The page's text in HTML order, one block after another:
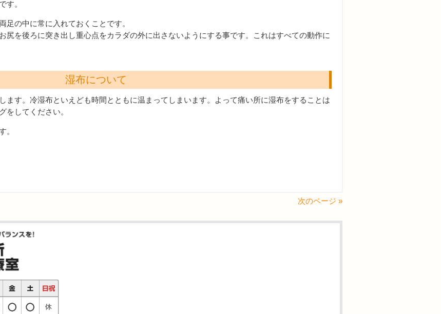
す。
足の中に常に入れておくことです。
尻を後ろに突き出し重心点をカラダの外に出さないようにする事です。これはすべての動作に
湿布について
ます。冷湿布といえども時間とともに温まってしまいます。よって痛い所に湿布をすることは
をしてください。
。
次のページ »